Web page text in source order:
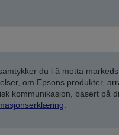
du i å motta
om Epsons produkter,
kommunikasjon, basert på